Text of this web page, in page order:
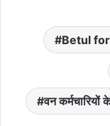
Betul
वन